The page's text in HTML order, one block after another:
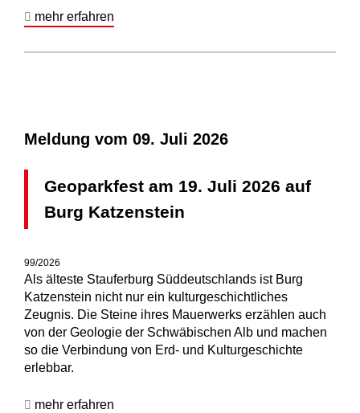
mehr erfahren
Meldung vom 09. Juli 2026
Geoparkfest am 19. Juli 2026 auf
Burg Katzenstein
99/2026
Als älteste Stauferburg Süddeutschlands ist Burg
Katzenstein nicht nur ein kulturgeschichtliches
Zeugnis. Die Steine ihres Mauerwerks erzählen auch
von der Geologie der Schwäbischen Alb und machen
so die Verbindung von Erd- und Kulturgeschichte
erlebbar.
mehr erfahren